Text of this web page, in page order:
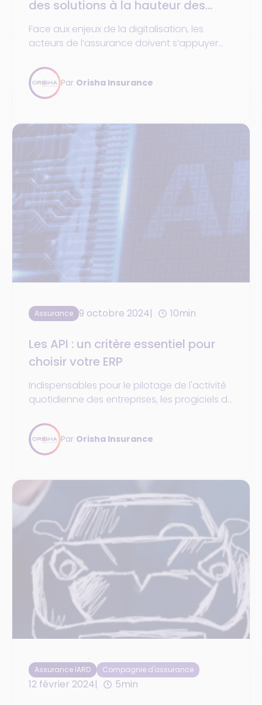
des solutions à la hauteur des
enjeux
Face aux enjeux de la digitalisation, les
acteurs de l’assurance doivent s’appuyer
transformation.
Par Orisha Insurance
Assurance 9 octobre 2024 10min
Les API : un critère essentiel pour
choisir votre ERP
Indispensables pour le pilotage de l'activité
quotidienne des entreprises, les progiciels de
suisses, qui doivent s'adapter aux besoins et
aux contraintes spécifiques de chaque
structure. Toutefois, un critère est parfois
les API, qui ont pourtant un impact
déterminant sur la personnalisation et
l'évolutivité de la solution.
Par Orisha Insurance
Assurance IARD Compagnie d'assurance
12 février 2024 5min